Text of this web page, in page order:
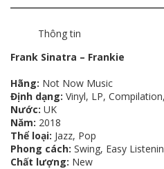
Thông tin
Frank Sinatra – Frankie
Hãng: Not Now Music
Định dạng: Vinyl, LP,
Nước: UK
Năm: 2018
Thể loại: Jazz, Pop
Phong cách: Swing, Easy
Chất lượng: New